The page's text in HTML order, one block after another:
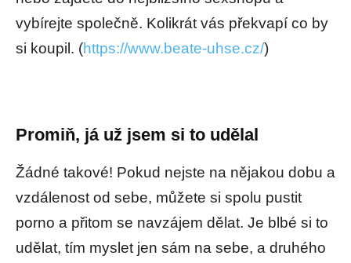
vybírejte společně. Kolikrát vás překvapí co by
si koupil. (https://www.beate-uhse.cz/)
Promiň, já už jsem si to udělal
Žádné takové! Pokud nejste na nějakou dobu a
vzdálenost od sebe, můžete si spolu pustit
porno a přitom se navzájem dělat. Je blbé si to
udělat, tím myslet jen sám na sebe, a druhého